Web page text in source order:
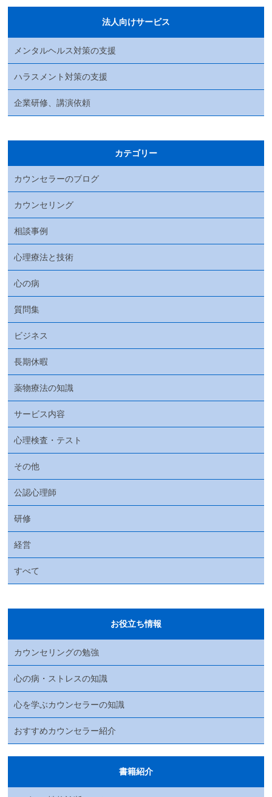
法人向けサービス
メンタルヘルス対策の支援
ハラスメント対策の支援
企業研修、講演依頼
カテゴリー
カウンセラーのブログ
カウンセリング
相談事例
心理療法と技術
心の病
質問集
ビジネス
長期休暇
薬物療法の知識
サービス内容
心理検査・テスト
その他
公認心理師
研修
経営
すべて
お役立ち情報
カウンセリングの勉強
心の病・ストレスの知識
心を学ぶカウンセラーの知識
おすすめカウンセラー紹介
書籍紹介